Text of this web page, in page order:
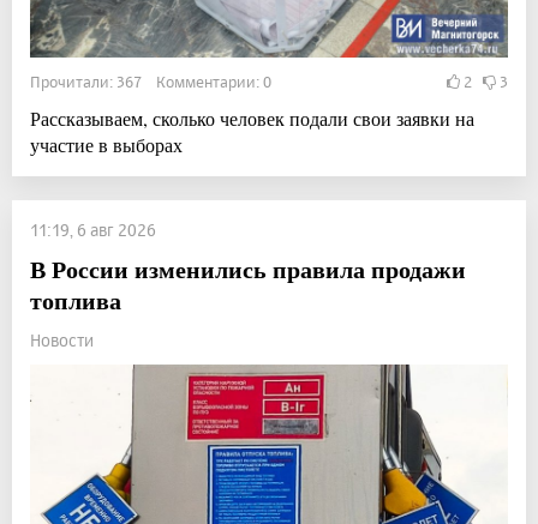
Прочитали: 367 Комментарии: 0 2 3
Рассказываем, сколько человек подали свои заявки на
участие в выборах
11:19, 6 авг 2026
В России изменились правила продажи
топлива
Новости